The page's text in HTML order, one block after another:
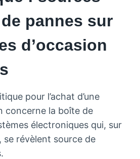
pannes sur
d’occasion
pour l’achat d’une
concerne la boîte de
électroniques qui, sur
se révèlent source de